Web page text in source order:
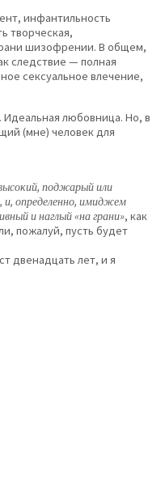
инфантильность
творческая,
шизофрении. В общем,
следствие — полная
сексуальное влечение,
Идеальная любовница. Но, в
(мне) человек для
поджарый или
определенно, имиджем
и наглый «на грани», как
пожалуй, пусть будет
двенадцать лет, и я